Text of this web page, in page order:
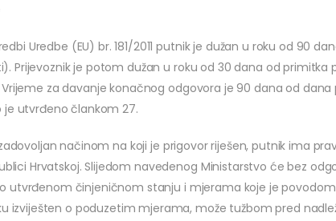
Uredbe (EU) br. 181/2011 putnik je dužan u roku od 90
Prijevoznik je potom dužan u roku od 30 dana od
za davanje konačnog odgovora je 90 dana od
je utvrđeno člankom 27.
zadovoljan načinom na koji je prigovor riješen, putnik ima
Hrvatskoj. Slijedom navedenog Ministarstvo će bez
utvrđenom činjeničnom stanju i mjerama koje je
izviješten o poduzetim mjerama, može tužbom pred